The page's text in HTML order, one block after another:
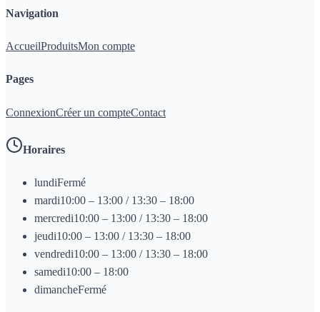
Navigation
AccueilProduitsMon compte
Pages
ConnexionCréer un compteContact
Horaires
lundiFermé
mardi10:00 – 13:00 / 13:30 – 18:00
mercredi10:00 – 13:00 / 13:30 – 18:00
jeudi10:00 – 13:00 / 13:30 – 18:00
vendredi10:00 – 13:00 / 13:30 – 18:00
samedi10:00 – 18:00
dimancheFermé